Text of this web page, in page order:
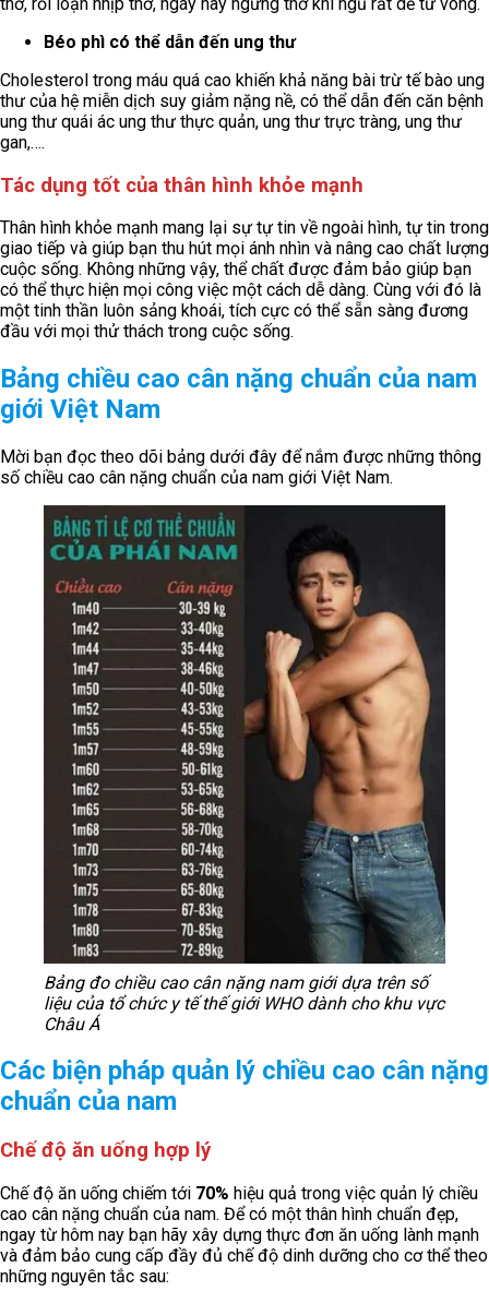
Béo phì có thể dẫn đến ung thư
Cholesterol trong máu quá cao khiến khả năng bài trừ tế bào ung
thư của hệ miễn dịch suy giảm nặng nề, có thể dẫn đến căn bệnh
ung thư quái ác ung thư thực quản, ung thư trực tràng, ung thư
gan,….
Tác dụng tốt của thân hình khỏe mạnh
Thân hình khỏe mạnh mang lại sự tự tin về ngoài hình, tự tin trong
giao tiếp và giúp bạn thu hút mọi ánh nhìn và nâng cao chất lượng
cuộc sống. Không những vậy, thể chất được đảm bảo giúp bạn
có thể thực hiện mọi công việc một cách dễ dàng. Cùng với đó là
một tinh thần luôn sảng khoái, tích cực có thể sẵn sàng đương
đầu với mọi thử thách trong cuộc sống.
Bảng chiều cao cân nặng chuẩn của nam
giới Việt Nam
Mời bạn đọc theo dõi bảng dưới đây để nắm được những thông
số chiều cao cân nặng chuẩn của nam giới Việt Nam.
Bảng đo chiều cao cân nặng nam giới dựa trên số
liệu của tổ chức y tế thế giới WHO dành cho khu vực
Châu Á
Các biện pháp quản lý chiều cao cân nặng
chuẩn của nam
Chế độ ăn uống hợp lý
Chế độ ăn uống chiếm tới 70% hiệu quả trong việc quản lý chiều
cao cân nặng chuẩn của nam. Để có một thân hình chuẩn đẹp,
ngay từ hôm nay bạn hãy xây dựng thực đơn ăn uống lành mạnh
và đảm bảo cung cấp đầy đủ chế độ dinh dưỡng cho cơ thể theo
những nguyên tắc sau: